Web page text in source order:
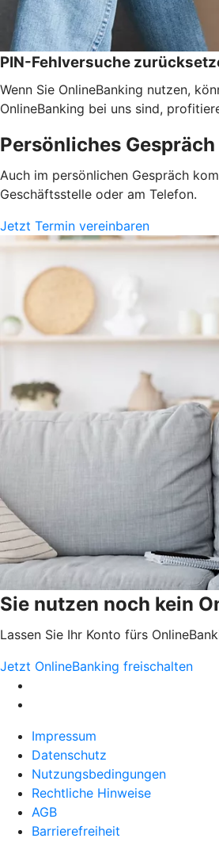
PIN-Fehlversuche
Wenn Sie OnlineBanking nutzen,
OnlineBanking bei uns sind,
Persönliches Gespräch
Auch im persönlichen Gespräch
Geschäftsstelle oder am Telefon.
Jetzt Termin vereinbaren
Sie nutzen noch kein
Lassen Sie Ihr Konto fürs
Jetzt OnlineBanking freischalten
Impressum
Datenschutz
Nutzungsbedingungen
Rechtliche Hinweise
AGB
Barrierefreiheit